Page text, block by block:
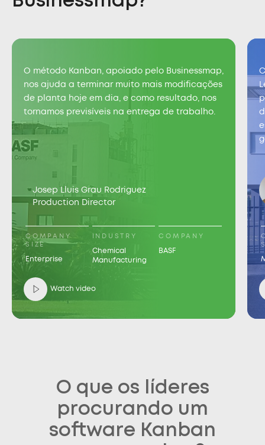
O método Kanban, apoiado pelo Businessmap,
nos ajuda a terminar muito mais modificações
de planta hoje em dia, e como resultado, nos
tornamos previsíveis na entrega de trabalho.
Josep Lluis Grau Rodriguez
Production Director
COMPANY
SIZE
Enterprise
INDUSTRY
Chemical
Manufacturing
COMPANY
BASF
Watch video
O que os líderes
procurando um
software Kanban